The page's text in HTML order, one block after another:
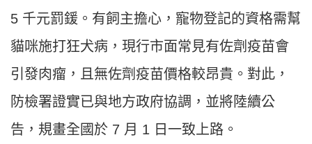
5 千元罰鍰。有飼主擔心，寵物登記的資格需幫
貓咪施打狂犬病，現行市面常見有佐劑疫苗會
引發肉瘤，且無佐劑疫苗價格較昂貴。對此，
防檢署證實已與地方政府協調，並將陸續公
告，規畫全國於 7 月 1 日一致上路。